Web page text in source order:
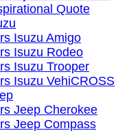
Quote
Isuzu Amigo
Isuzu Rodeo
Isuzu Trooper
Isuzu VehiCROSS
Jeep Cherokee
Jeep Compass